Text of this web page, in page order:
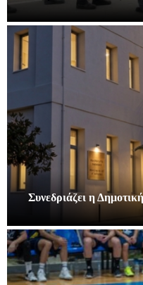
Συνεδριάζει η